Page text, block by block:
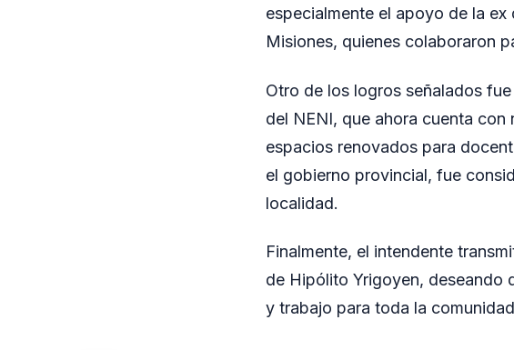
especialmente el apoyo de la
Misiones, quienes colaboraron
Otro de los logros señalados
del NENI, que ahora cuenta
espacios renovados para
el gobierno provincial, fue
localidad.
Finalmente, el intendente
de Hipólito Yrigoyen, deseando
y trabajo para toda la